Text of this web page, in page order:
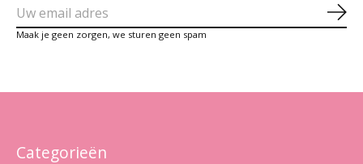
Maak je geen zorgen, we sturen geen spam
Categorieën